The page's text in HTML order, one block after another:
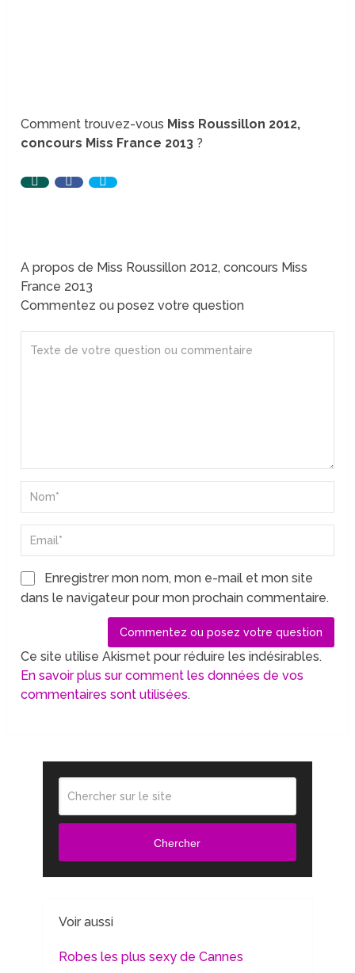
Comment trouvez-vous Miss Roussillon 2012,
concours Miss France 2013 ?
A propos de Miss Roussillon 2012, concours Miss
France 2013
Commentez ou posez votre question
Enregistrer mon nom, mon e-mail et mon site
dans le navigateur pour mon prochain commentaire.
Ce site utilise Akismet pour réduire les indésirables.
En savoir plus sur comment les données de vos
commentaires sont utilisées.
Chercher
Voir aussi
Robes les plus sexy de Cannes